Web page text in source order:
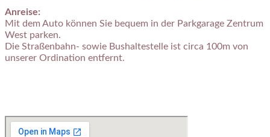
Anreise:
Mit dem Auto können Sie bequem in der Parkgarage Zentrum
West parken.
Die Straßenbahn- sowie Bushaltestelle ist circa 100m von
unserer Ordination entfernt.